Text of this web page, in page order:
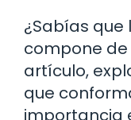
¿Sabías que
compone de
artículo,
que
importancia